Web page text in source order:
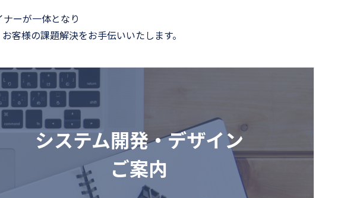
ーが一体となり
客様の課題解決をお手伝いいたします。
システム開発・デザイン
ご案内